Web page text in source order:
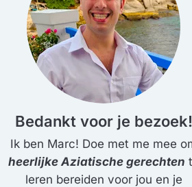
Bedankt voor je bezoek!
Ik ben Marc! Doe met me mee
heerlijke Aziatische gerechten
leren bereiden voor jou en je